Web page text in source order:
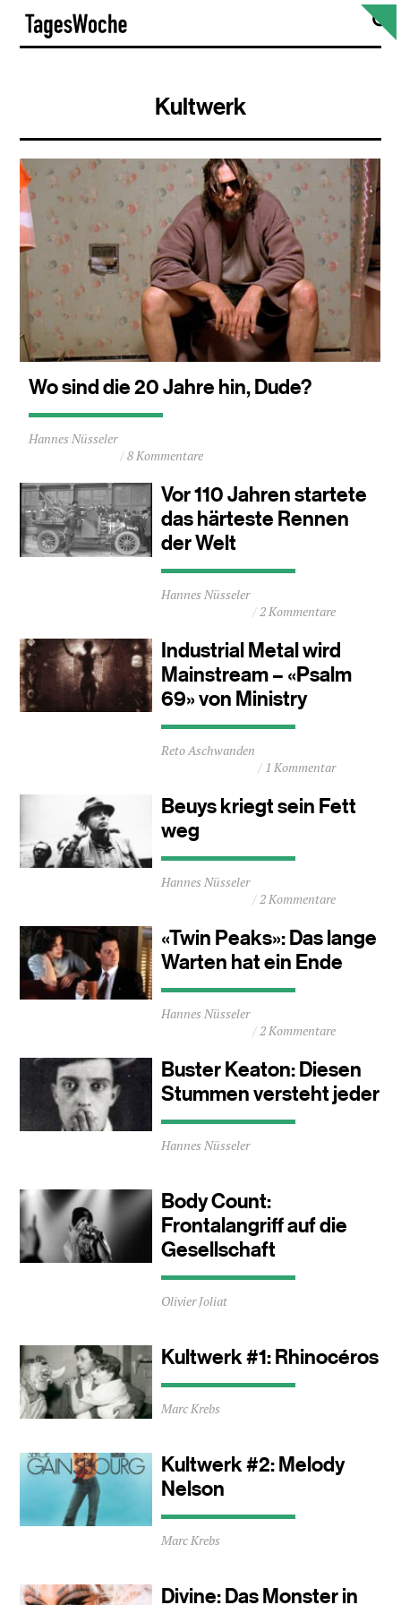
Skip
content
Kultwerk
Wo sind die 20 Jahre hin, Dude?
Durchschnittliche
Lesezeit
1
Minuten
Hannes Nüsseler
8 Kommentare
Vor 110 Jahren startete
das härteste Rennen
der Welt
Durchschnittliche
Lesezeit
Minuten
Hannes Nüsseler
2 Kommentare
Industrial Metal wird
Mainstream – «Psalm
69» von Ministry
Durchschnittliche
Lesezeit
Minuten
Reto Aschwanden
1 Kommentar
Beuys kriegt sein Fett
weg
Durchschnittliche
Lesezeit
Minuten
Hannes Nüsseler
2 Kommentare
«Twin Peaks»: Das lange
Warten hat ein Ende
Durchschnittliche
Lesezeit
Minuten
Hannes Nüsseler
2 Kommentare
Buster Keaton: Diesen
Stummen versteht jeder
Durchschnittliche
Lesezeit
Minuten
Hannes Nüsseler
Body Count:
Frontalangriff auf die
Gesellschaft
Durchschnittliche
Lesezeit
Minuten
Olivier Joliat
Kultwerk #1: Rhinocéros
Durchschnittliche
Lesezeit
Minuten
Marc Krebs
Kultwerk #2: Melody
Nelson
Durchschnittliche
Lesezeit
Minuten
Marc Krebs
Divine: Das Monster in